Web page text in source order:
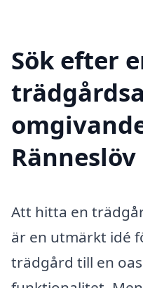
Sök efter
Ränneslöv
Att hitta en
är en utmärkt idé
trädgård till en